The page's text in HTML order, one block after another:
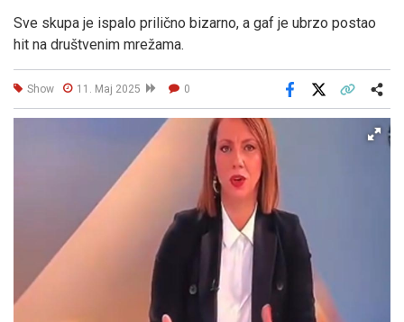
Sve skupa je ispalo prilično bizarno, a gaf je ubrzo postao
hit na društvenim mrežama.
Show 11. Maj 2025 0
Facebook